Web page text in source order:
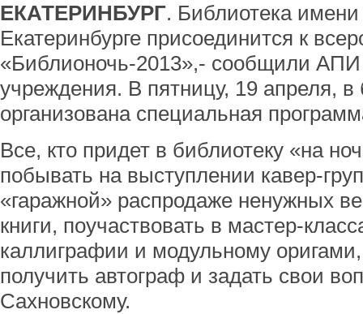
ЕКАТЕРИНБУРГ. Библиотека имени
Екатеринбурге присоединится к
«Библионочь-2013»,- сообщили АПИ
учреждения. В пятницу, 19 апреля, в
организована специальная
Все, кто придет в библиотеку «на
побывать на выступлении кавер-
«гаражной» распродаже ненужных
книги, поучаствовать в мастер-
каллиграфии и модульному
получить автограф и задать свои
Сахновскому.